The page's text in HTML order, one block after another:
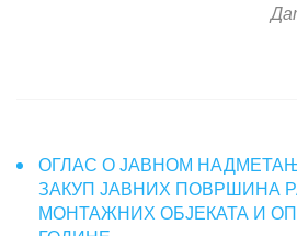
ОГЛАС О ЈАВНОМ
ЗАКУП ЈАВНИХ ПОВРШИНА
МОНТАЖНИХ ОБЈЕКАТА И